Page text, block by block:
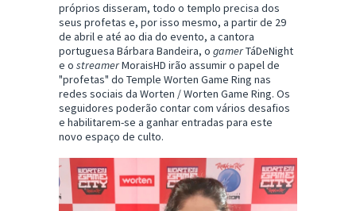
próprios disseram, todo o templo precisa dos
seus profetas e, por isso mesmo, a partir de 29
de abril e até ao dia do evento, a cantora
portuguesa Bárbara Bandeira, o gamerTáDeNight
e o streamerMoraisHD irão assumir o papel de
"profetas" do Temple Worten Game Ring nas
redes sociais da Worten / Worten Game Ring. Os
seguidores poderão contar com vários desafios
e habilitarem-se a ganhar entradas para este
novo espaço de culto.